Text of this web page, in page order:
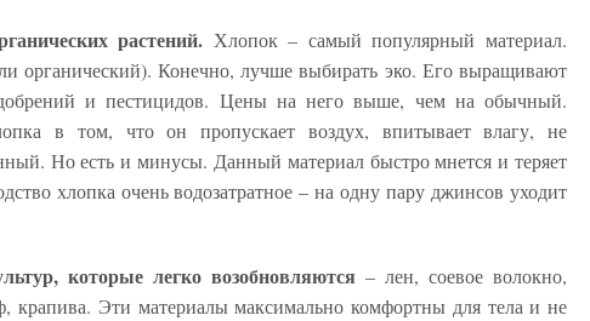
растений. Хлопок – самый популярный материал.
органический). Конечно, лучше выбирать эко. Его выращивают
и пестицидов. Цены на него выше, чем на обычный.
в том, что он пропускает воздух, впитывает влагу, не
Но есть и минусы. Данный материал быстро мнется и теряет
хлопка очень водозатратное – на одну пару джинсов уходит
которые легко возобновляются – лен, соевое волокно,
крапива. Эти материалы максимально комфортны для тела и не